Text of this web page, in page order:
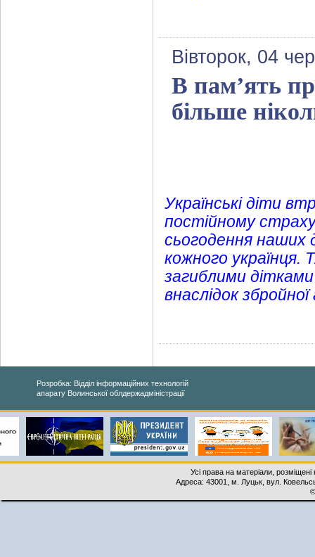
Вівторок, 04
В пам’ять
більше
Українські діти
постійному
сьогодення наших
кожного українця.
загиблими
внаслідок збройної
Розробка: Відділ інформаційних технологій
апарату Волинської облдержадміністрації
Усі права на матеріали,
Адреса: 43001, м. Луцьк, вул.